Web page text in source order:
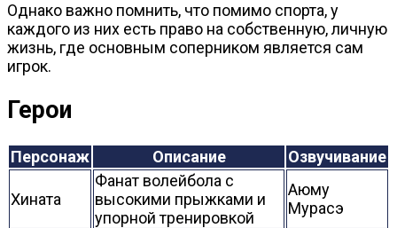
Однако важно помнить, что помимо спорта, у
каждого из них есть право на собственную, личную
жизнь, где основным соперником является сам
игрок.
Герои
Персонаж Описание Озвучивание
Хината
Фанат волейбола с
высокими прыжками и
упорной тренировкой
Аюму
Мурасэ